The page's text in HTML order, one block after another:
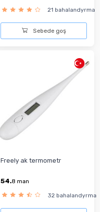
21 bahalandyrma
Sebede goş
Freely ak termometr
54.8 man
32 bahalandyrma